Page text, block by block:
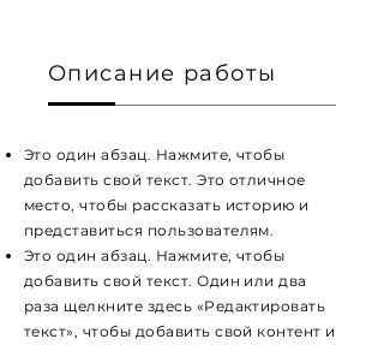
Описание работы
Это один абзац. Нажмите, чтобы
добавить свой текст. Это отличное
место, чтобы рассказать историю и
представиться пользователям.
Это один абзац. Нажмите, чтобы
добавить свой текст. Один или два
раза щелкните здесь «Редактировать
текст», чтобы добавить свой контент и